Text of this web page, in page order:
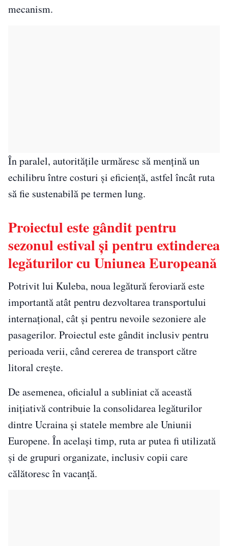
mecanism.
În paralel, autoritățile urmăresc să mențină un
echilibru între costuri și eficiență, astfel încât ruta
să fie sustenabilă pe termen lung.
Proiectul este gândit pentru
sezonul estival și pentru extinderea
legăturilor cu Uniunea Europeană
Potrivit lui Kuleba, noua legătură feroviară este
importantă atât pentru dezvoltarea transportului
internațional, cât și pentru nevoile sezoniere ale
pasagerilor. Proiectul este gândit inclusiv pentru
perioada verii, când cererea de transport către
litoral crește.
De asemenea, oficialul a subliniat că această
inițiativă contribuie la consolidarea legăturilor
dintre Ucraina și statele membre ale Uniunii
Europene. În același timp, ruta ar putea fi utilizată
și de grupuri organizate, inclusiv copii care
călătoresc în vacanță.